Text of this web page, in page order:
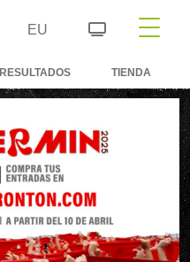
EU
RESULTADOS TIENDA